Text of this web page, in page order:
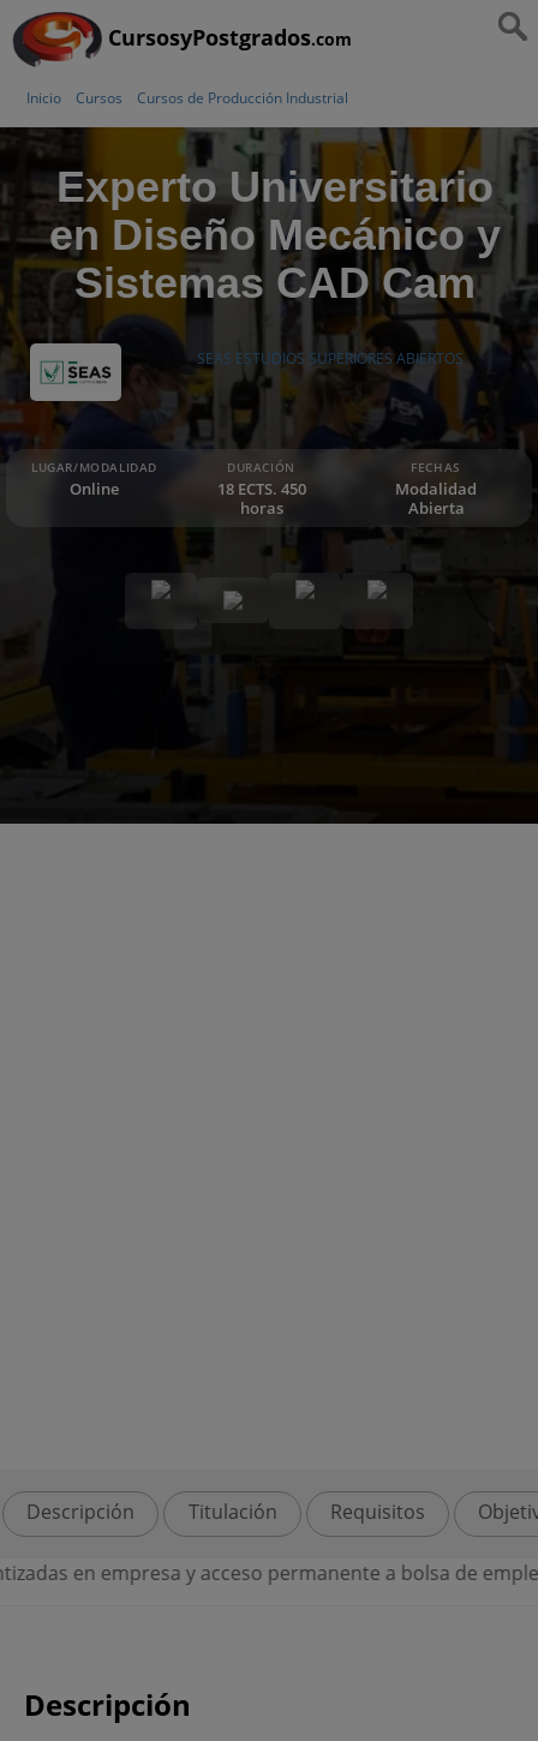
CursosyPostgrados.com
Inicio Cursos Cursos de Producción Industrial
Experto Universitario
en Diseño Mecánico y
Sistemas CAD Cam
SEAS ESTUDIOS SUPERIORES ABIERTOS
LUGAR/MODALIDAD
Online
DURACIÓN
18 ECTS. 450
horas
FECHAS
Modalidad
Abierta
Descripción Titulación Requisitos
en empresa y acceso permanente a bolsa de empleo
Descripción